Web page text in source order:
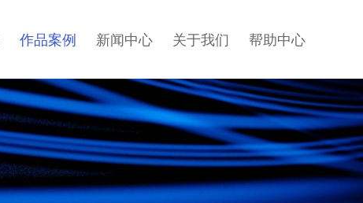
作品案例 新闻中心 关于我们 帮助中心